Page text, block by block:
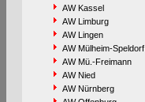
AW Kassel
AW Limburg
AW Lingen
AW Mülheim-Speldorf
AW Mü.-Freimann
AW Nied
AW Nürnberg